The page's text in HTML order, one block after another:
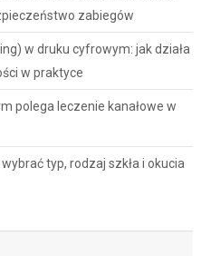
zabiegów
w druku cyfrowym: jak działa
w praktyce
polega leczenie kanałowe w
typ, rodzaj szkła i okucia